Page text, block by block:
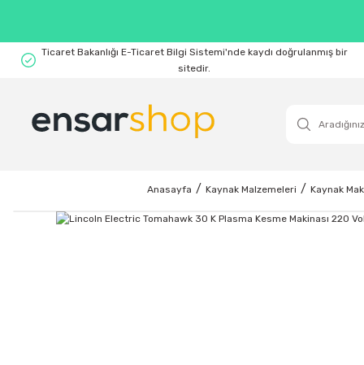
Ticaret Bakanlığı E-Ticaret Bilgi Sistemi'nde kaydı doğrulanmış bir
sitedir.
Anasayfa Kaynak Malzemeleri Kaynak